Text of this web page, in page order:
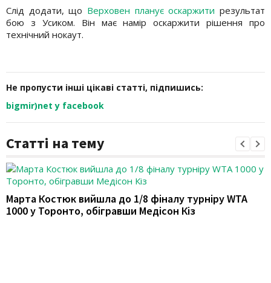
Слід додати, що Верховен планує оскаржити результат
бою з Усиком. Він має намір оскаржити рішення про
технічний нокаут.
Не пропусти інші цікаві статті, підпишись:
bigmir)net у facebook
Статті на тему
Марта Костюк вийшла до 1/8 фіналу турніру WTA
1000 у Торонто, обігравши Медісон Кіз